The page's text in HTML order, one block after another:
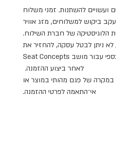
ועשויים להשתנות. זמני משלוח
ביקוש למשלוחים, מזג אוויר
הלוגיסטיקה של חברת השילוח.
ניתן לבטל עסקה, להחזיר את
המוצר או לקבל החזר כספי עבור מושב Seat Concepts
לאחר ביצוע ההזמנה.
במקרה של פגם מהותי במוצר או
אי־התאמה לפרטי ההזמנה.